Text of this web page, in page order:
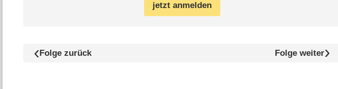
jetzt anmelden
Folge zurück Folge weiter